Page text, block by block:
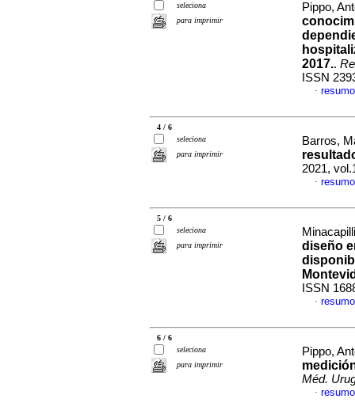
seleciona
para imprimir
Pippo,
2017..
ISSN
·
4 / 6
seleciona
para imprimir
Barros,
2021,
·
5 / 6
seleciona
para imprimir
diseño
ISSN
·
6 / 6
seleciona
para imprimir
Pippo,
Méd.
·